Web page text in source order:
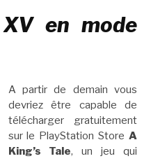
en mode
A partir de demain vous
devriez être capable de
télécharger gratuitement
sur le PlayStation Store A
King’s Tale, un jeu qui